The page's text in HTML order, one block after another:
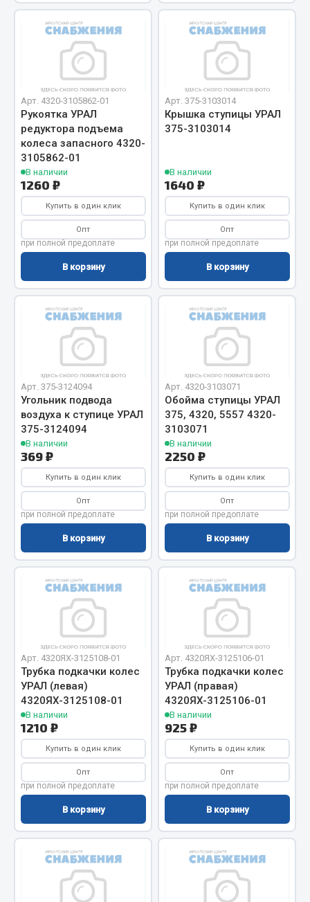
МЕТИЗЫ
Кольца стопорные
Пресс-масленки
Пробки
Пружины
Хомуты
Показать ещё
Соединительные элементы
Camozzi
Адаптеры и переходники
Трубки, муфты, гайки
Угольники
Фитинги
Штуцеры
Весь раздел
Инструмент
Автомобильный инструмент
Измерительный инструмент
Крепежный инструмент
Режущий инструмент
Силовое оборудование
Слесарный инструмент
Столярный инструмент
Показать ещё
Весь раздел
Цепи подъёмные
Весь раздел
РТИ
Кольца уплотнительные
Лента конвейерная
Арт. 4320-3105862-01
Рукоятка УРАЛ
редуктора подъема
колеса запасного 4320-
3105862-01
В наличии
1260 ₽
Купить в один клик
Опт
при полной предоплате
В корзину
Арт. 375-3103014
Крышка ступицы УРАЛ
375-3103014
В наличии
1640 ₽
Купить в один клик
Опт
при полной предоплате
В корзину
Арт. 375-3124094
Угольник подвода
воздуха к ступице УРАЛ
375-3124094
В наличии
369 ₽
Купить в один клик
Опт
при полной предоплате
В корзину
Арт. 4320-3103071
Обойма ступицы УРАЛ
375, 4320, 5557 4320-
3103071
В наличии
2250 ₽
Купить в один клик
Опт
при полной предоплате
В корзину
Арт. 4320ЯХ-3125108-01
Трубка подкачки колес
УРАЛ (левая)
4320ЯХ-3125108-01
В наличии
1210 ₽
Купить в один клик
Опт
при полной предоплате
В корзину
Арт. 4320ЯХ-3125106-01
Трубка подкачки колес
УРАЛ (правая)
4320ЯХ-3125106-01
В наличии
925 ₽
Купить в один клик
Опт
при полной предоплате
В корзину